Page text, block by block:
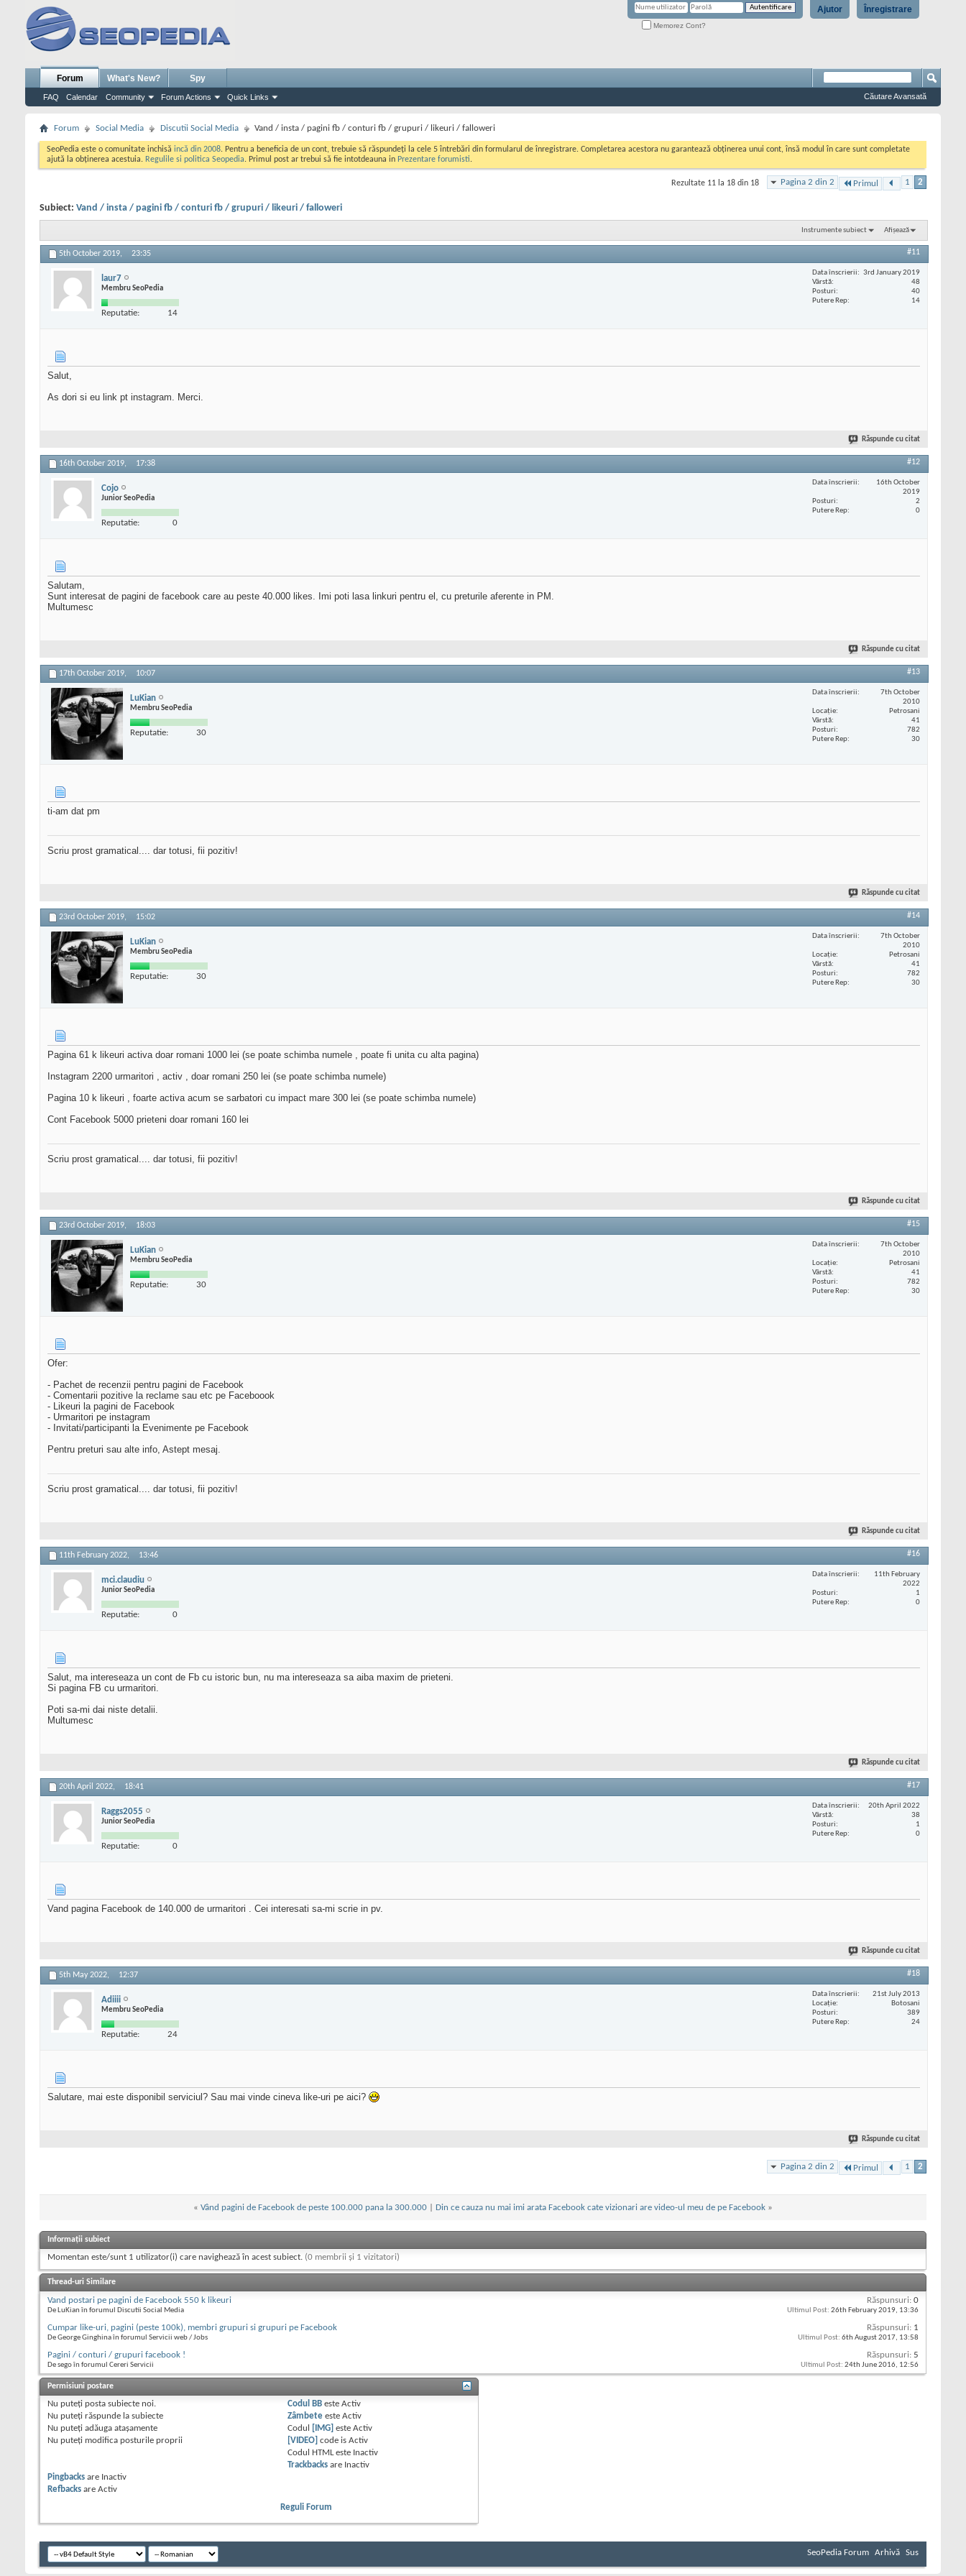
Înregistrare
Ajutor
Memorez Cont?
Forum
FAQ Calendar Community Forum Actions Quick Links
What's New? Spy
Căutare Avansată
Forum Social Media Discutii Social Media Vand / insta / pagini fb / conturi fb / grupuri / likeuri / falloweri
SeoPedia este o comunitate inchisă incă din 2008. Pentru a beneficia de un cont, trebuie să răspundeți la cele 5 întrebări din formularul de înregistrare. Completarea acestora nu garantează obținerea unui cont, însă modul în care sunt completate
ajută la obținerea acestuia. Regulile si politica Seopedia. Primul post ar trebui să fie intotdeauna in Prezentare forumisti.
Pagina 2 din 2 Primul 1 2
Rezultate 11 la 18 din 18
Subiect: Vand / insta / pagini fb / conturi fb / grupuri / likeuri / falloweri
Instrumente subiect Afișează
5th October 2019, 23:35 #11
laur7
Membru SeoPedia
Reputatie: 14
Data înscrierii
3rd January 2019
Vârstă
48
Posturi
40
Putere Rep
14
Salut,
As dori si eu link pt instagram. Merci.
Răspunde cu citat
16th October 2019, 17:38 #12
Cojo
Junior SeoPedia
Reputatie: 0
Data înscrierii
16th October
2019
Posturi
2
Putere Rep
0
Salutam,
Sunt interesat de pagini de facebook care au peste 40.000 likes. Imi poti lasa linkuri pentru el, cu preturile aferente in PM.
Multumesc
Răspunde cu citat
17th October 2019, 10:07 #13
LuKian
Membru SeoPedia
Reputatie: 30
Data înscrierii
7th October
2010
Locaţie
Petrosani
Vârstă
41
Posturi
782
Putere Rep
30
ti-am dat pm
Scriu prost gramatical.... dar totusi, fii pozitiv!
Răspunde cu citat
23rd October 2019, 15:02 #14
LuKian
Membru SeoPedia
Reputatie: 30
Data înscrierii
7th October
2010
Locaţie
Petrosani
Vârstă
41
Posturi
782
Putere Rep
30
Pagina 61 k likeuri activa doar romani 1000 lei (se poate schimba numele , poate fi unita cu alta pagina)
Instagram 2200 urmaritori , activ , doar romani 250 lei (se poate schimba numele)
Pagina 10 k likeuri , foarte activa acum se sarbatori cu impact mare 300 lei (se poate schimba numele)
Cont Facebook 5000 prieteni doar romani 160 lei
Scriu prost gramatical.... dar totusi, fii pozitiv!
Răspunde cu citat
23rd October 2019, 18:03 #15
LuKian
Membru SeoPedia
Reputatie: 30
Data înscrierii
7th October
2010
Locaţie
Petrosani
Vârstă
41
Posturi
782
Putere Rep
30
Ofer:
- Pachet de recenzii pentru pagini de Facebook
- Comentarii pozitive la reclame sau etc pe Faceboook
- Likeuri la pagini de Facebook
- Urmaritori pe instagram
- Invitati/participanti la Evenimente pe Facebook
Pentru preturi sau alte info, Astept mesaj.
Scriu prost gramatical.... dar totusi, fii pozitiv!
Răspunde cu citat
11th February 2022, 13:46 #16
mci.claudiu
Junior SeoPedia
Reputatie: 0
Data înscrierii
11th February
2022
Posturi
1
Putere Rep
0
Salut, ma intereseaza un cont de Fb cu istoric bun, nu ma intereseaza sa aiba maxim de prieteni.
Si pagina FB cu urmaritori.
Poti sa-mi dai niste detalii.
Multumesc
Răspunde cu citat
20th April 2022, 18:41 #17
Raggs2055
Junior SeoPedia
Reputatie: 0
Data înscrierii
20th April 2022
Vârstă
38
Posturi
1
Putere Rep
0
Vand pagina Facebook de 140.000 de urmaritori . Cei interesati sa-mi scrie in pv.
Răspunde cu citat
5th May 2022, 12:37 #18
Adiiii
Membru SeoPedia
Reputatie: 24
Data înscrierii
21st July 2013
Locaţie
Botosani
Posturi
389
Putere Rep
24
Salutare, mai este disponibil serviciul? Sau mai vinde cineva like-uri pe aici?
Răspunde cu citat
Pagina 2 din 2 Primul 1 2
« Vând pagini de Facebook de peste 100.000 pana la 300.000 Din ce cauza nu mai imi arata Facebook cate vizionari are video-ul meu de pe Facebook »
Informații subiect
Momentan este/sunt 1 utilizator(i) care navighează în acest subiect. (0 membrii și 1 vizitatori)
Thread-uri Similare
Vand postari pe pagini de Facebook 550 k likeuri
De LuKian în forumul Discutii Social Media
Răspunsuri: 0
Ultimul Post: 26th February 2019, 13:36
Cumpar like-uri, pagini (peste 100k), membri grupuri si grupuri pe Facebook
De George Ginghina în forumul Servicii web / Jobs
Răspunsuri: 1
Ultimul Post: 6th August 2017, 13:58
Pagini / conturi / grupuri facebook !
De sego în forumul Cereri Servicii
Răspunsuri: 5
Ultimul Post: 24th June 2016, 12:56
Permisiuni postare
Nu puteţi posta subiecte noi.
Nu puteţi răspunde la subiecte
Nu puteţi adăuga ataşamente
Nu puteţi modifica posturile proprii
Codul BB esteActiv
Zâmbete esteActiv
Codul
[IMG] esteActiv
[VIDEO] code isActiv
Codul HTML este Inactiv
Trackbacks are Inactiv
Pingbacks are Inactiv
Refbacks are Activ
Reguli Forum
SeoPedia Forum Arhivă Sus